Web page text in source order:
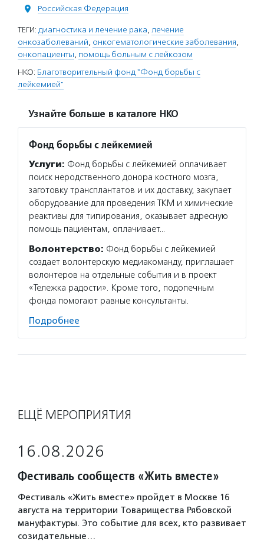
Российская Федерация
ТЕГИ: диагностика и лечение рака, лечение
онкозаболеваний, онкогематологические заболевания,
онкопациенты, помощь больным с лейкозом
НКО: Благотворительный фонд "Фонд борьбы с
лейкемией"
Узнайте больше в каталоге НКО
Фонд борьбы с лейкемией
Услуги: Фонд борьбы с лейкемией оплачивает
поиск неродственного донора костного мозга,
заготовку трансплантатов и их доставку, закупает
оборудование для проведения ТКМ и химические
реактивы для типирования, оказывает адресную
помощь пациентам, оплачивает…
Волонтерство: Фонд борьбы с лейкемией
создает волонтерскую медиакоманду, приглашает
волонтеров на отдельные события и в проект
«Тележка радости». Кроме того, подопечным
фонда помогают равные консультанты.
Подробнее
ЕЩЁ МЕРОПРИЯТИЯ
16.08.2026
Фестиваль сообществ «Жить вместе»
Фестиваль «Жить вместе» пройдет в Москве 16
августа на территории Товарищества Рябовской
мануфактуры. Это событие для всех, кто развивает
созидательные…